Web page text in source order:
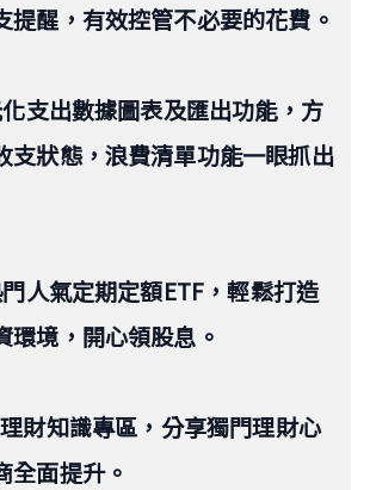
提醒，有效控管不必要的花費。
支出數據圖表及匯出功能，方
支狀態，浪費清單功能一眼抓出
人氣定期定額ETF，輕鬆打造
環境，開心領股息。
財知識專區，分享獨門理財心
全面提升。